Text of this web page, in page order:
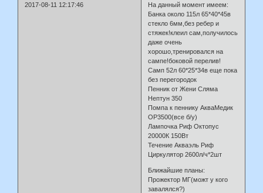
2017-08-11 12:17:46
На данный момент имеем:
Банка около 115л 65*40*45в
стекло 6мм,без ребер и
стяжек!клеил сам,получилось
даже очень
хорошо,тренировался на
сампе!боковой перелив!
Самп 52л 60*25*34в еще пока
без перегородок
Пенник от Жени Сляма
Нептун 350
Помпа к пеннику АкваМедик
ОР3500(все б/у)
Лампочка Риф Октопус
20000К 150Вт
Течение Акваэль Риф
Циркулятор 2600л/ч*2шт
Ближайшие планы:
Прожектор МГ(можт у кого
завалялся?)